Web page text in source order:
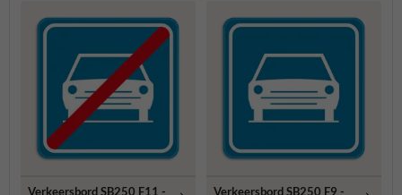
Verkeersbord SB250 F11 -
Verkeersbord SB250 F9 -